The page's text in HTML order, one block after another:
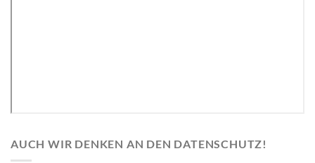
AUCH WIR DENKEN AN DEN DATENSCHUTZ!